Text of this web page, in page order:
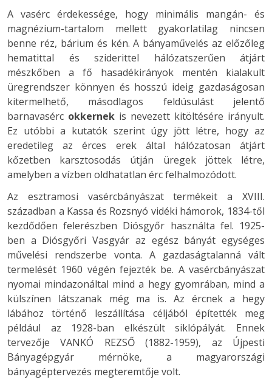
A vasérc érdekessége, hogy minimális mangán- és
magnézium-tartalom mellett gyakorlatilag nincsen
benne réz, bárium és kén. A bányaművelés az előzőleg
hematittal és sziderittel hálózatszerűen átjárt
mészkőben a fő hasadékirányok mentén kialakult
üregrendszer könnyen és hosszú ideig gazdaságosan
kitermelhető, másodlagos feldúsulást jelentő
barnavasérc okkernek is nevezett kitöltésére irányult.
Ez utóbbi a kutatók szerint úgy jött létre, hogy az
eredetileg az érces erek által hálózatosan átjárt
kőzetben karsztosodás útján üregek jöttek létre,
amelyben a vízben oldhatatlan érc felhalmozódott.
Az esztramosi vasércbányászat termékeit a XVIII.
században a Kassa és Rozsnyó vidéki hámorok, 1834-től
kezdődően felerészben Diósgyőr használta fel. 1925-
ben a Diósgyőri Vasgyár az egész bányát egységes
művelési rendszerbe vonta. A gazdaságtalanná vált
termelését 1960 végén fejezték be. A vasércbányászat
nyomai mindazonáltal mind a hegy gyomrában, mind a
külszínen látszanak még ma is. Az ércnek a hegy
lábához történő leszállítása céljából építették meg
például az 1928-ban elkészült siklópályát. Ennek
tervezője VANKÓ REZSŐ (1882-1959), az Újpesti
Bányagépgyár mérnöke, a magyarországi
bányagéptervezés megteremtője volt.